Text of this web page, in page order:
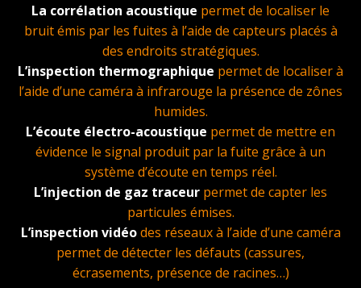
La corrélation acoustique permet de localiser le
bruit émis par les fuites à l’aide de capteurs placés à
des endroits stratégiques.
L’inspection thermographique permet de localiser à
l’aide d’une caméra à infrarouge la présence de zônes
humides.
L’écoute électro-acoustique permet de mettre en
évidence le signal produit par la fuite grâce à un
système d’écoute en temps réel.
L’injection de gaz traceur permet de capter les
particules émises.
L’inspection vidéodes réseaux à l’aide d’une caméra
permet de détecter les défauts (cassures,
écrasements, présence de racines…)